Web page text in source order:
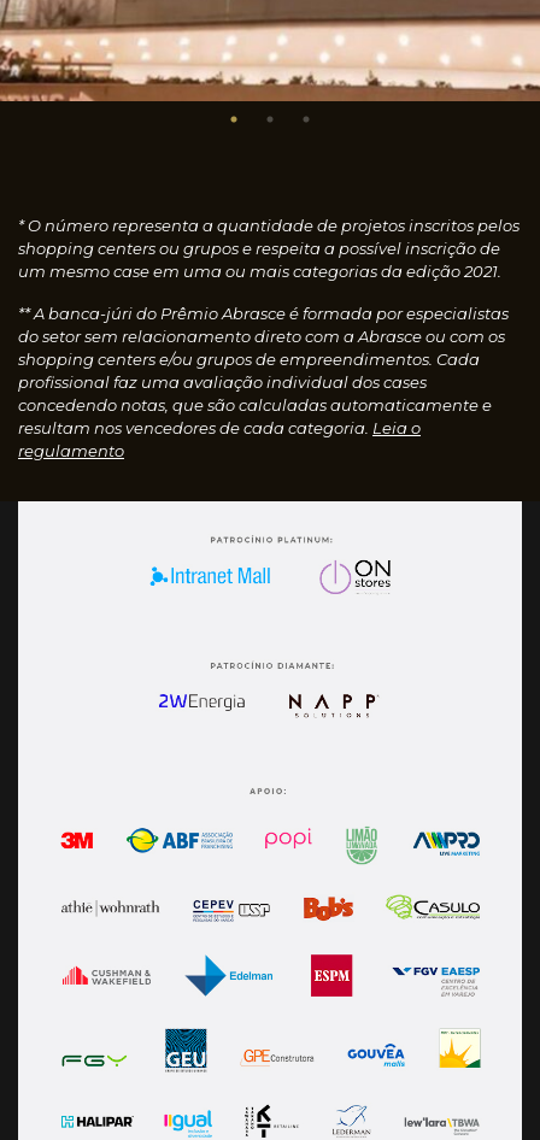
* O número representa a quantidade de projetos inscritos pelos
shopping centers ou grupos e respeita a possível inscrição de
um mesmo case em uma ou mais categorias da edição 2021.
** A banca-júri do Prêmio Abrasce é formada por especialistas
do setor sem relacionamento direto com a Abrasce ou com os
shopping centers e/ou grupos de empreendimentos. Cada
profissional faz uma avaliação individual dos cases
concedendo notas, que são calculadas automaticamente e
resultam nos vencedores de cada categoria. Leia o
regulamento